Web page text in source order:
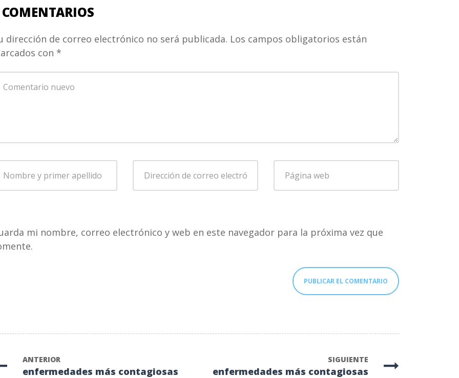
dirección de correo electrónico no será publicada. Los campos obligatorios están
con *
*
correo
web
mi nombre, correo electrónico y web en este navegador para la próxima vez que
ANTERIOR
enfermedades más contagiosas
SIGUIENTE
enfermedades más contagiosas